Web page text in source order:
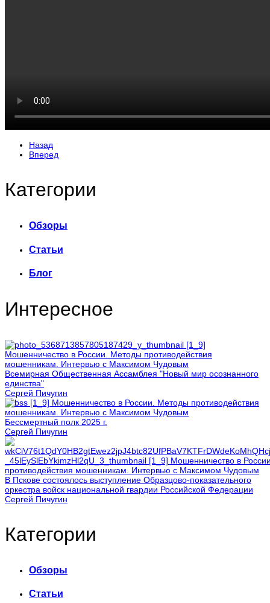
Назад
Вперед
Категории
Обзоры
Статьи
Блог
Интересное
Всемирная Общественная Ассамблея "Новый мир осознанного
единства"
Сергей Пичугин
Бессмертный полк 2025 г.
Сергей Пичугин
В Пскове состоялось выступление Образцово-показательного
оркестра войск национальной гвардии Российской Федерации
Сергей Пичугин
Категории
Обзоры
Статьи